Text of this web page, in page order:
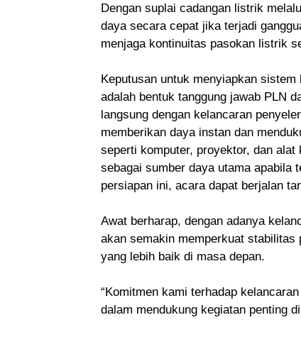
Dengan suplai cadangan listrik
daya secara cepat jika terjadi
menjaga kontinuitas pasokan listrik
Keputusan untuk menyiapkan
adalah bentuk tanggung jawab PLN
langsung dengan kelancaran
memberikan daya instan dan
seperti komputer, proyektor, dan
sebagai sumber daya utama apabila
persiapan ini, acara dapat berjalan
Awat berharap, dengan adanya
akan semakin memperkuat stabilitas
yang lebih baik di masa depan.
“Komitmen kami terhadap
dalam mendukung kegiatan penting